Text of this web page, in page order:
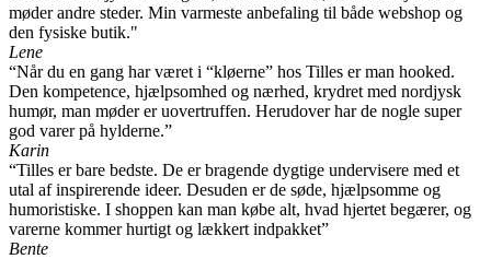
møder andre steder. Min varmeste anbefaling til både webshop og
den fysiske butik."
Lene
“Når du en gang har været i “kløerne” hos Tilles er man hooked.
Den kompetence, hjælpsomhed og nærhed, krydret med nordjysk
humør, man møder er uovertruffen. Herudover har de nogle super
god varer på hylderne.”
Karin
“Tilles er bare bedste. De er bragende dygtige undervisere med et
utal af inspirerende ideer. Desuden er de søde, hjælpsomme og
humoristiske. I shoppen kan man købe alt, hvad hjertet begærer, og
varerne kommer hurtigt og lækkert indpakket”
Bente